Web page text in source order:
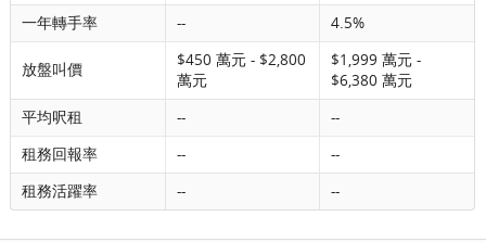
一年轉手率
-- 4.5%
放盤叫價
$450 萬元 - $2,800
萬元
$1,999 萬元 -
$6,380 萬元
平均呎租
--
--
租務回報率
--
--
租務活躍率
-- --